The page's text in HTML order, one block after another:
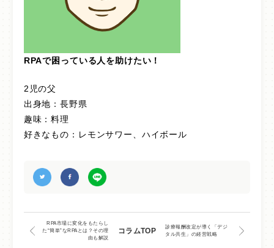
RPAで困っている人を助けたい！
2児の父
出身地：長野県
趣味：料理
好きなもの：レモンサワー、ハイボール
RPA市場に変化をもたらし
た“簡単”なRPAとは？その理
由も解説
コラムTOP
診療報酬改定が導く「デジ
タル共生」の経営戦略